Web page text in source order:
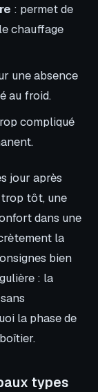
: permet de
chauffage
une absence
au froid.
compliqué
jour après
trop tôt, une
dans une
la
bien
: la
la phase de
types